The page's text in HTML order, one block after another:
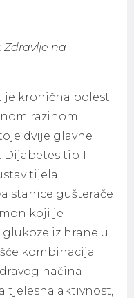
Zdravlje na
je kronična bolest
razinom
dvije glavne
Dijabetes tip 1
tijela
stanice gušterače
koji je
iz hrane u
kombinacija
načina
tjelesna aktivnost,